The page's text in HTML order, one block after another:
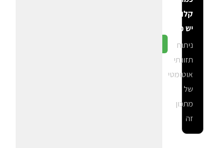
קלוריות
יש פה?
ניתוח
תזונתי
אוטומטי
של
מתכון
זה